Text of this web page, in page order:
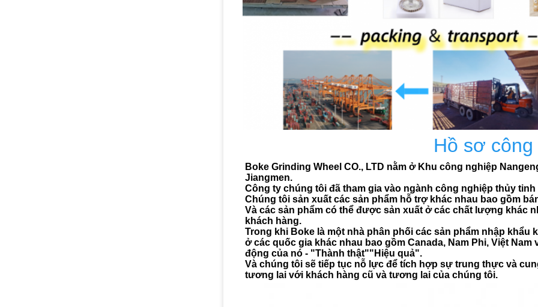
Hồ sơ công
Boke Grinding Wheel CO., LTD nằm ở Khu công nghiệp
Jiangmen.
Công ty chúng tôi đã tham gia vào ngành công nghiệp thủy
Chúng tôi sản xuất các sản phẩm hỗ trợ khác nhau bao gồm
Và các sản phẩm có thể được sản xuất ở các chất lượng khác
khách hàng.
Trong khi Boke là một nhà phân phối các sản phẩm nhập khẩu
ở các quốc gia khác nhau bao gồm Canada, Nam Phi, Việt
động của nó - "Thành thật""Hiệu quả".
Và chúng tôi sẽ tiếp tục nỗ lực để tích hợp sự trung thực và
tương lai với khách hàng cũ và tương lai của chúng tôi.